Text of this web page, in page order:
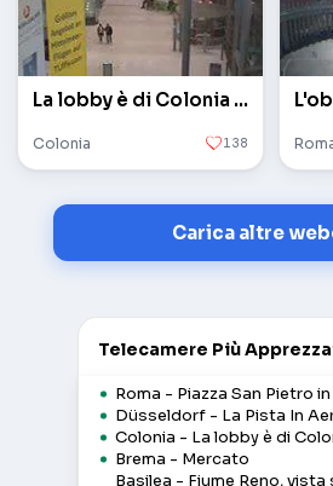
La lobby è di Colonia / Bonn
Colonia 138
Carica altre
Telecamere Più
Roma - Piazza San Pietro
Düsseldorf - La Pista In
Colonia - La lobby è di
Brema - Mercato
Basilea - Fiume Reno, vista